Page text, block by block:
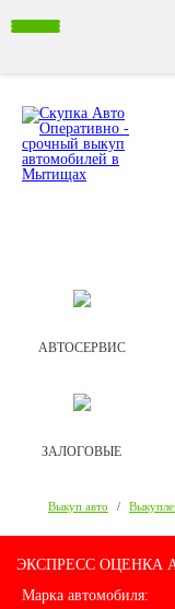
АВТОСЕРВИС
ЗАЛОГОВЫЕ
Выкуп авто /
ЭКСПРЕСС ОЦЕНКА
Марка автомобиля: